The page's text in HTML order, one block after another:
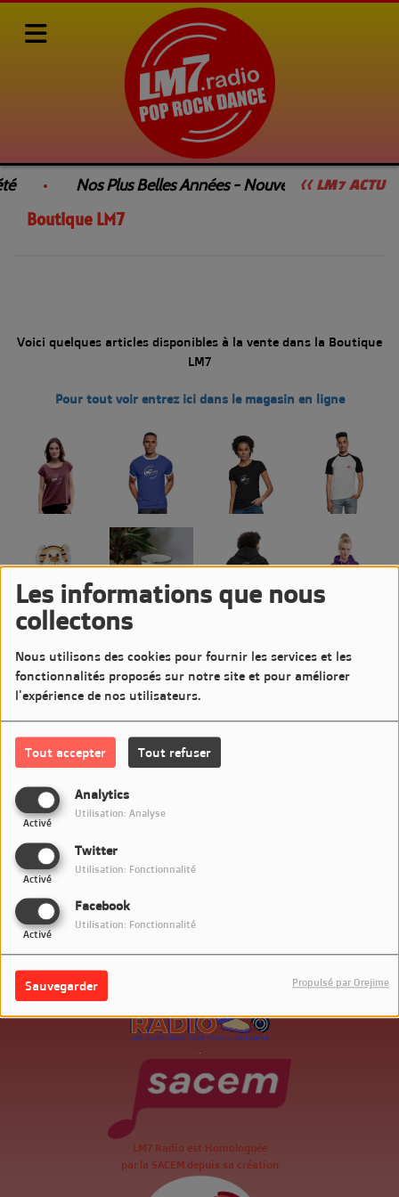
Les informations que nous
collectons
Nous utilisons des cookies pour fournir les services et les
fonctionnalités proposés sur notre site et pour améliorer
l'expérience de nos utilisateurs.
Tout accepter Tout refuser
Analytics
Activé
Utilisation: Analyse
Twitter
Activé
Utilisation: Fonctionnalité
Facebook
Activé
Utilisation: Fonctionnalité
Sauvegarder Propulsé par Orejime
<< LM7 ACTU
Nos Plus Belles Années - Nouvelle Émission
Photos La Boutique LM7 Boutique LM7
Boutique LM7
Voici quelques articles disponibles à la vente dans la Boutique
LM7
Pour tout voir entrez ici dans le magasin en ligne
.
LM7 Radio est Homologuée
par la SACEM depuis sa création